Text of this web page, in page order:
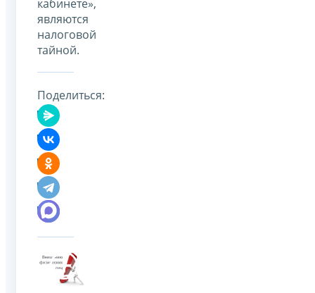
кабинете»,
являются
налоговой
тайной.
Поделиться: